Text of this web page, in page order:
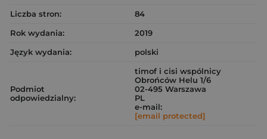
Liczba stron:
84
Rok wydania:
2019
Język wydania:
polski
Podmiot
odpowiedzialny:
timof i cisi wspólnicy
Obrońców Helu 1/6
02-495 Warszawa
PL
e-mail:
[email protected]